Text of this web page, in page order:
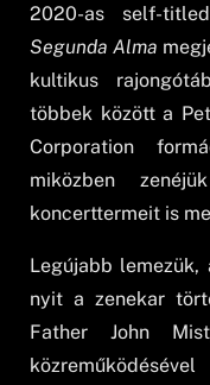
2020-as self-
Segunda Alma
kultikus
többek között a
Corporation
miközben
koncerttermeit is
Legújabb lemezük,
nyit a zenekar
Father John